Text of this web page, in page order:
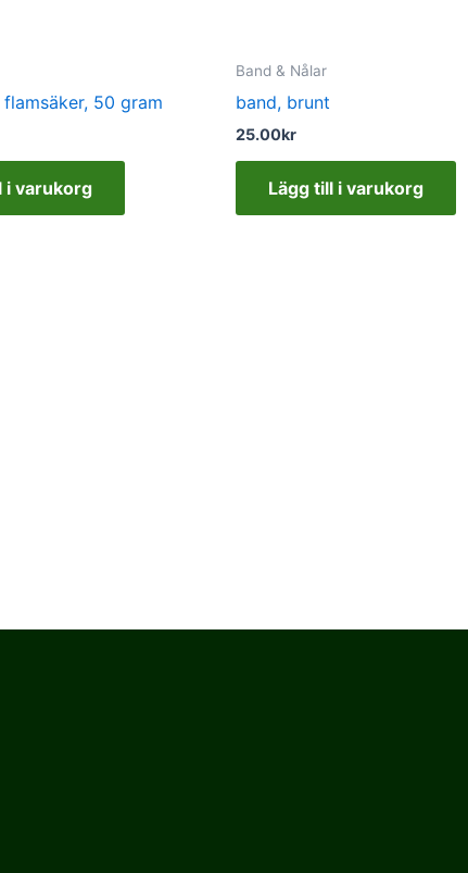
flamsäker, 50 gram
i varukorg
Band & Nålar
band, brunt
25.00kr
Lägg till i varukorg